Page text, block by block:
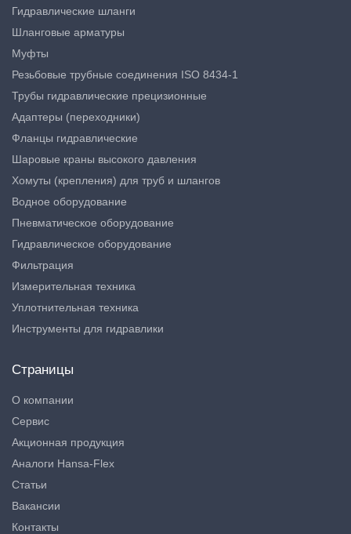
Гидравлические шланги
Шланговые арматуры
Муфты
Резьбовые трубные соединения ISO 8434-1
Трубы гидравлические прецизионные
Адаптеры (переходники)
Фланцы гидравлические
Шаровые краны высокого давления
Хомуты (крепления) для труб и шлангов
Водное оборудование
Пневматическое оборудование
Гидравлическое оборудование
Фильтрация
Измерительная техника
Уплотнительная техника
Инструменты для гидравлики
Страницы
О компании
Сервис
Акционная продукция
Аналоги Hansa-Flex
Статьи
Вакансии
Контакты